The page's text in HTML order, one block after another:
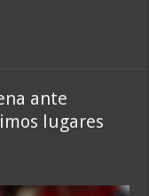
ante
lugares